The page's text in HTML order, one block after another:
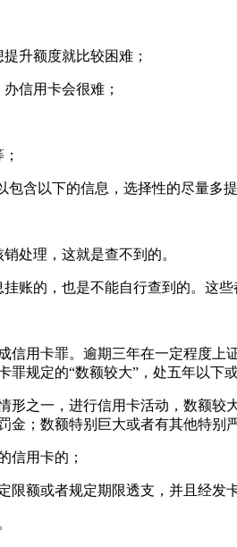
升额度就比较困难；
信用卡会很难；
含以下的信息，选择性的尽量多
处理，这就是查不到的。
账的，也是不能自行查到的。这些
信用卡罪。逾期三年在一定程度
规定的“数额较大”，处五年以下
之一，进行信用卡活动，数额
；数额特别巨大或者有其他特
信用卡的；
额或者规定期限透支，并且经发